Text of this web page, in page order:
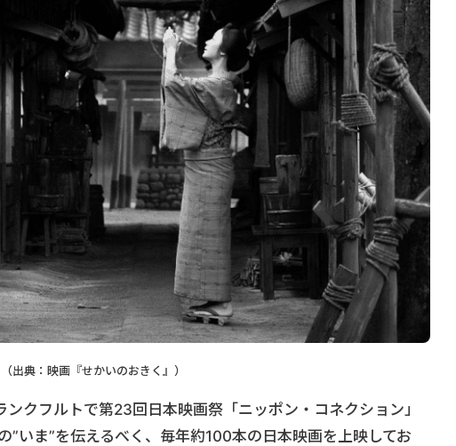
（出典：映画『せかいのおきく』）
クフルトで第23回日本映画祭「ニッポン・コネクション」
”いま”を伝えるべく、毎年約100本の日本映画を上映してお